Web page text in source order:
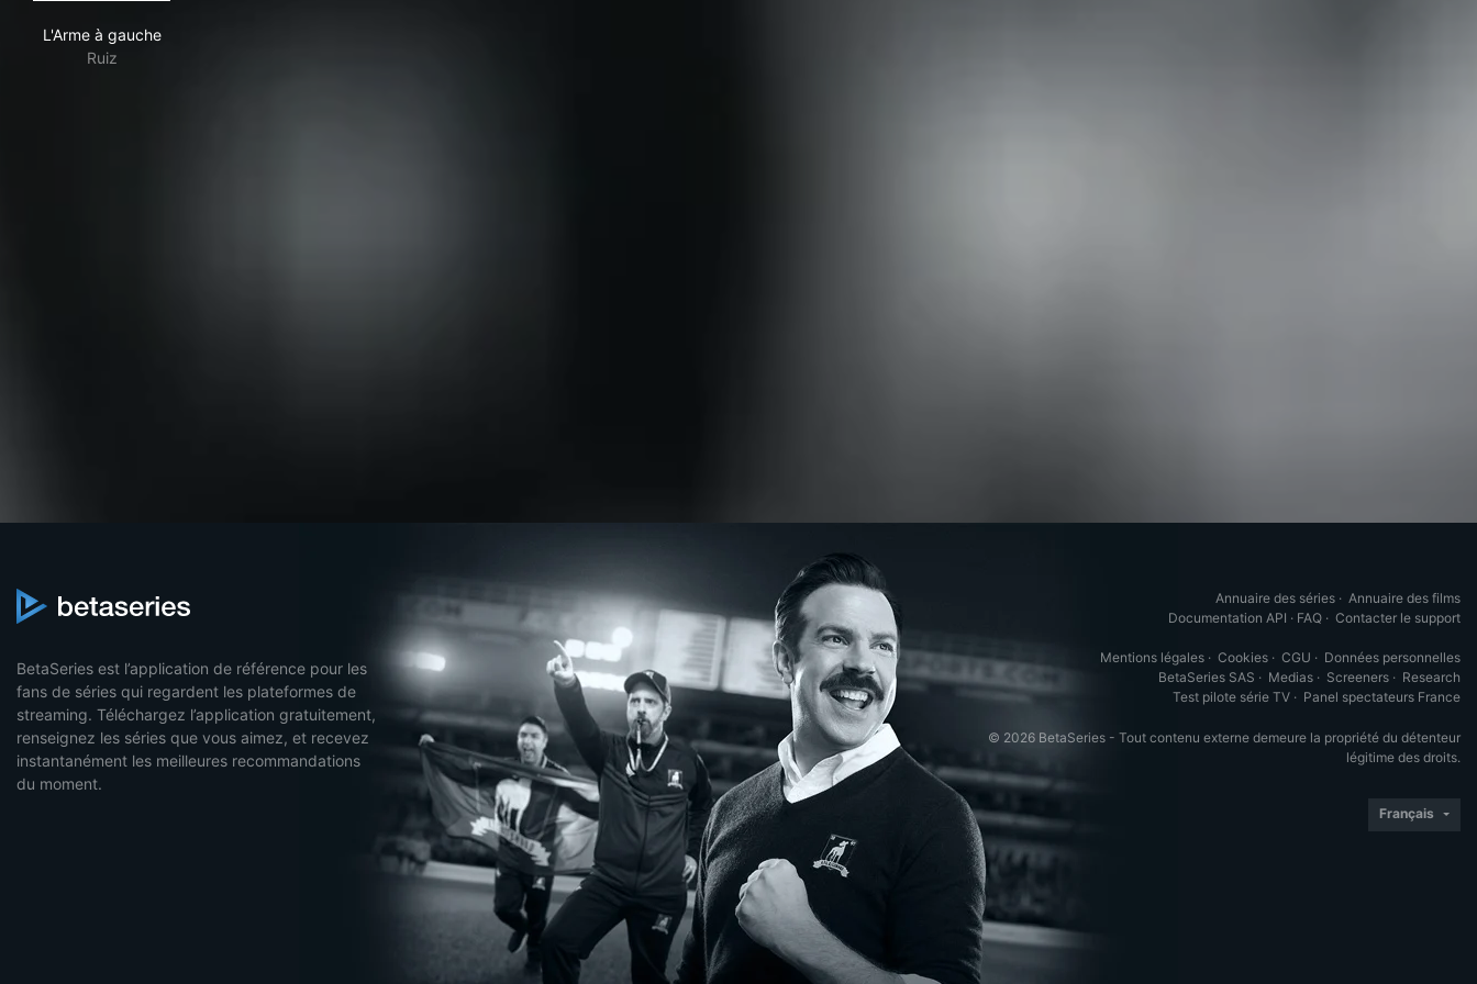
L'Arme à gauche
Ruiz
BetaSeries est l’application de référence pour les
fans de séries qui regardent les plateformes de
streaming. Téléchargez l’application gratuitement,
renseignez les séries que vous aimez, et recevez
instantanément les meilleures recommandations
du moment.
Annuaire des séries · Annuaire des films
Documentation API · FAQ · Contacter le support
Mentions légales · Cookies · CGU · Données personnelles
BetaSeries SAS · Medias · Screeners · Research
Test pilote série TV · Panel spectateurs France
© 2026 BetaSeries - Tout contenu externe demeure la propriété du détenteur
légitime des droits.
Français